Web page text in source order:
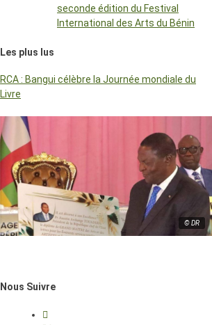
seconde édition du Festival
International des Arts du Bénin
Les plus lus
RCA : Bangui célèbre la Journée mondiale du
Livre
© DR
Nous Suivre